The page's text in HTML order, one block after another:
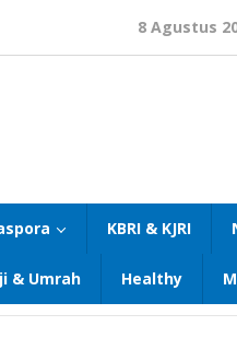
8 Agustus
KBRI & KJRI
& Umrah Healthy